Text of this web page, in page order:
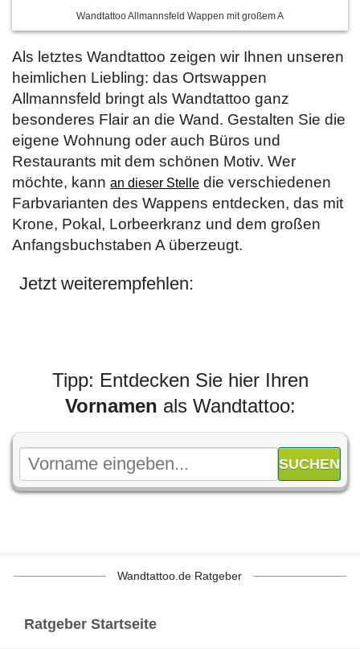
Wandtattoo Allmannsfeld Wappen mit großem A
Als letztes Wandtattoo zeigen wir Ihnen unseren
heimlichen Liebling: das Ortswappen
Allmannsfeld bringt als Wandtattoo ganz
besonderes Flair an die Wand. Gestalten Sie die
eigene Wohnung oder auch Büros und
Restaurants mit dem schönen Motiv. Wer
möchte, kann an dieser Stelle die verschiedenen
Farbvarianten des Wappens entdecken, das mit
Krone, Pokal, Lorbeerkranz und dem großen
Anfangsbuchstaben A überzeugt.
Jetzt weiterempfehlen:
Tipp: Entdecken Sie hier Ihren
Vornamen als Wandtattoo:
Wandtattoo.de Ratgeber
Ratgeber Startseite